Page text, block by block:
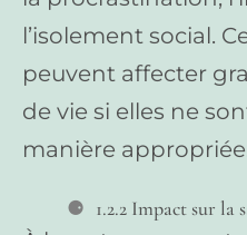
l’isolement social.
peuvent affecter
de vie si elles ne
manière
1.2.2 Impact sur la